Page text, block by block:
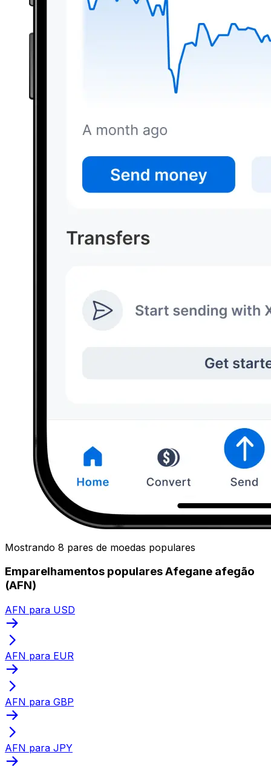
Mostrando 8 pares de moedas populares
Emparelhamentos populares Afegane afegão
(AFN)
AFN para USD
AFN para EUR
AFN para GBP
AFN para JPY